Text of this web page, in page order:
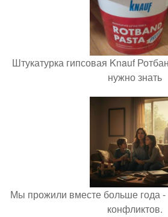
Штукатурка гипсовая Knauf
нужно знать
Мы прожили вместе больше года -
конфликтов.